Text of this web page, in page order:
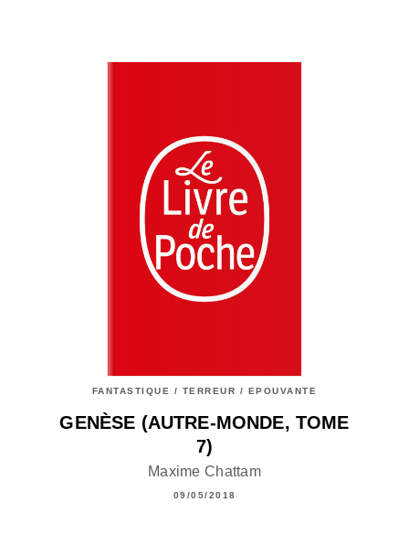
FANTASTIQUE / TERREUR / EPOUVANTE
GENÈSE (AUTRE-MONDE, TOME
7)
Maxime Chattam
09/05/2018